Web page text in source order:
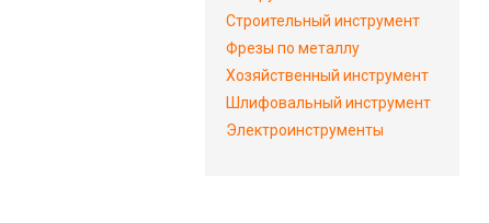
Строительный инструмент
Фрезы по металлу
Хозяйственный инструмент
Шлифовальный инструмент
Электроинструменты